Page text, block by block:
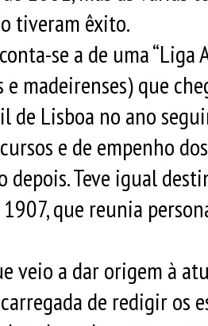
tiveram êxito.
se a de uma
e madeirenses) que
de Lisboa no ano
e de empenho
depois. Teve igual
que reunia
veio a dar origem à
de redigir